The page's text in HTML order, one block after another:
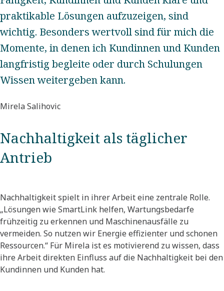
praktikable Lösungen aufzuzeigen, sind
wichtig. Besonders wertvoll sind für mich die
Momente, in denen ich Kundinnen und Kunden
langfristig begleite oder durch Schulungen
Wissen weitergeben kann.
Mirela Salihovic
Nachhaltigkeit als täglicher
Antrieb
Nachhaltigkeit spielt in ihrer Arbeit eine zentrale Rolle.
„Lösungen wie SmartLink helfen, Wartungsbedarfe
frühzeitig zu erkennen und Maschinenausfälle zu
vermeiden. So nutzen wir Energie effizienter und schonen
Ressourcen.“ Für Mirela ist es motivierend zu wissen, dass
ihre Arbeit direkten Einfluss auf die Nachhaltigkeit bei den
Kundinnen und Kunden hat.